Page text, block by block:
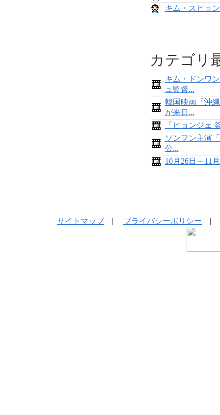
キム・スヒョ
カテゴリ
キム・ドンワ
ュ監督...
韓国映画『沖
が来日...
「ヒョンジェ
ソンフン主演
公...
10月26日～11
サイトマップ| プライバシーポリシー